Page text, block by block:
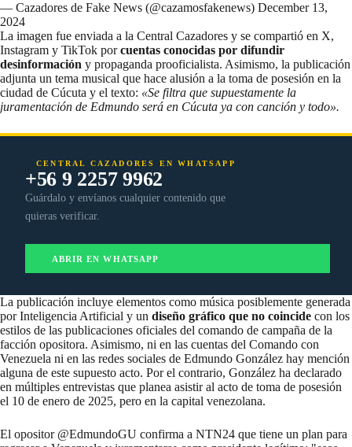
— Cazadores de Fake News (@cazamosfakenews) December 13,
2024
La imagen fue enviada a la Central Cazadores y se compartió en X,
Instagram y TikTok porcuentas conocidas por difundir
desinformación y propaganda prooficialista. Asimismo, la publicación
adjunta un tema musical que hace alusión a la toma de posesión en la
ciudad de Cúcuta y el texto: «Se filtra que supuestamente la
juramentación de Edmundo será en Cúcuta ya con canción y todo».
CENTRAL CAZADORES EN WHATSAPP
+56 9 2257 9962
Guárdalo y envíanos cualquier contenido que
quieras verificar.
ABRIR EN WHATSAPP
La publicación incluye elementos como música posiblemente generada
por Inteligencia Artificial y un diseño gráfico que no coincide con los
estilos de las publicaciones oficiales del comando de campaña de la
facción opositora. Asimismo, ni en las cuentas del Comando con
Venezuela ni en las redes sociales de Edmundo González hay mención
alguna de este supuesto acto. Por el contrario, González ha declarado
en múltiples entrevistas que planea asistir al acto de toma de posesión
el 10 de enero de 2025, pero en la capital venezolana.
El opositor @EdmundoGU confirma a NTN24 que tiene un plan para